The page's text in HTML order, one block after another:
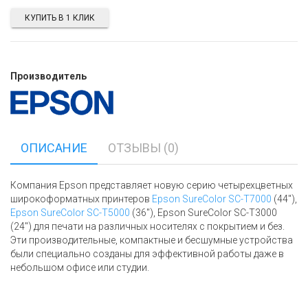
КУПИТЬ В 1 КЛИК
Производитель
ОПИСАНИЕ ОТЗЫВЫ (0)
Компания Epson представляет новую серию четырехцветных
широкоформатных принтеров Epson SureColor SC-T7000 (44"),
Epson SureColor SC-T5000 (36"), Epson SureColor SC-T3000
(24") для печати на различных носителях с покрытием и без.
Эти производительные, компактные и бесшумные устройства
были специально созданы для эффективной работы даже в
небольшом офисе или студии.